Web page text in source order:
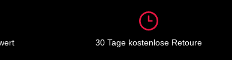
30 Tage kostenlose Retoure